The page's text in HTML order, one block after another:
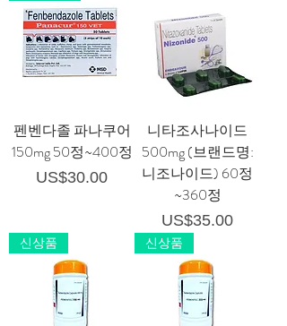
펜벤다졸 파나쿠어
150mg 50정~400정
가격
US$30.00
니타조사나이드
500mg (브랜드명:
니조나이드) 60정
~360정
가격
US$35.00
신상품
신상품